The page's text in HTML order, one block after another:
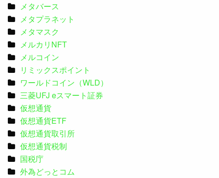
メタバース
メタプラネット
メタマスク
メルカリNFT
メルコイン
リミックスポイント
ワールドコイン（WLD）
三菱UFJ eスマート証券
仮想通貨
仮想通貨ETF
仮想通貨取引所
仮想通貨税制
国税庁
外為どっとコム